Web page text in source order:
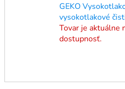
GEKO
vysokotlakové
Tovar je aktuálne
dostupnosť.